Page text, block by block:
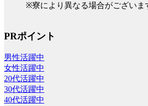
※寮により異なる場合がございま
PRポイント
男性活躍中
女性活躍中
20代活躍中
30代活躍中
40代活躍中